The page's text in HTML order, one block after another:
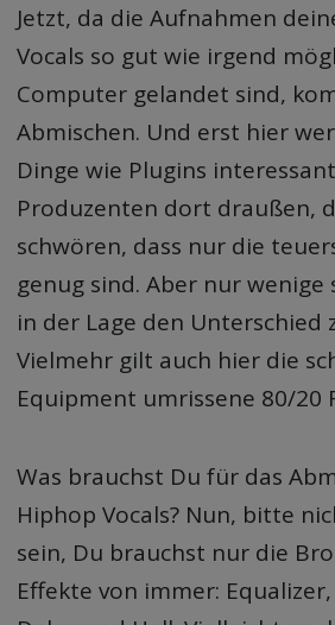
Jetzt, da die Aufnahmen
Vocals so gut wie irgend
Computer gelandet sind,
Abmischen. Und erst hier
Dinge wie Plugins
Produzenten dort draußen,
schwören, dass nur die
genug sind. Aber nur
in der Lage den Unterschied
Vielmehr gilt auch hier die
Equipment umrissene 80/20
Was brauchst Du für das
Hiphop Vocals? Nun, bitte
sein, Du brauchst nur die
Effekte von immer: